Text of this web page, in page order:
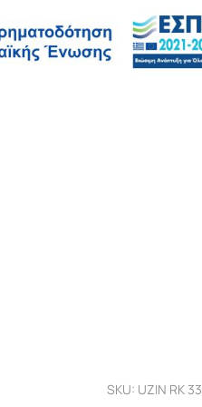
SKU: UZIN RK 33